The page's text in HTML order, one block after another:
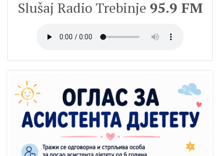
Slušaj Radio Trebinje 95.9 FM